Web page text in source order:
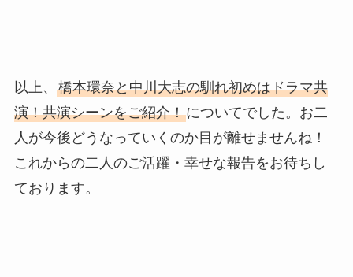
以上、 橋本環奈と中川大志の馴れ初めはドラマ共
演！共演シーンをご紹介！についてでした。お二
人が今後どうなっていくのか目が離せませんね！
これからの二人のご活躍・幸せな報告をお待ちし
ております。